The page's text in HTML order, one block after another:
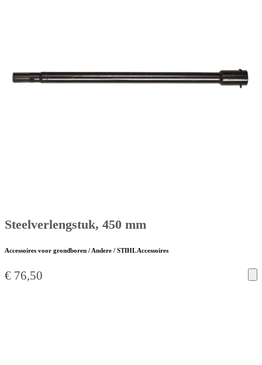
Steelverlengstuk, 450 mm
Accessoires voor grondboren / Andere / STIHL Accessoires
€ 76,50